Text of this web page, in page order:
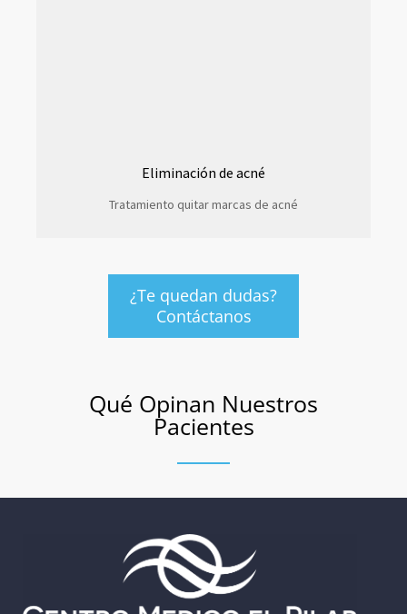
Eliminación de acné
Tratamiento quitar marcas de acné
¿Te quedan dudas?
Contáctanos
Qué Opinan Nuestros
Pacientes